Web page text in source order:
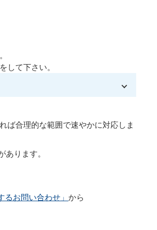
て下さい。
ば合理的な範囲で速やかに対応しま
ります。
るお問い合わせ」 から